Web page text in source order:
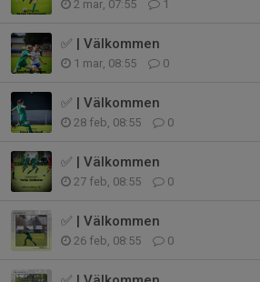
2 mar, 07:55 1
✅ | Välkommen
1 mar, 08:55 0
✅ | Välkommen
28 feb, 08:55 0
✅ | Välkommen
27 feb, 08:55 0
✅ | Välkommen
26 feb, 08:55 0